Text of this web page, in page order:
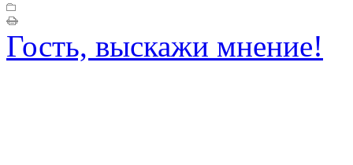
Гость, выскажи мнение!